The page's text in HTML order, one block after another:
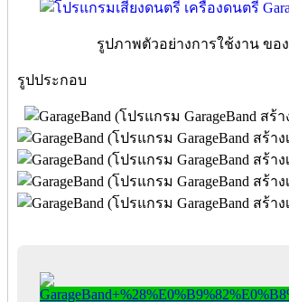
รูปภาพตัวอย่างการใช้งาน ของ
รูปประกอบ